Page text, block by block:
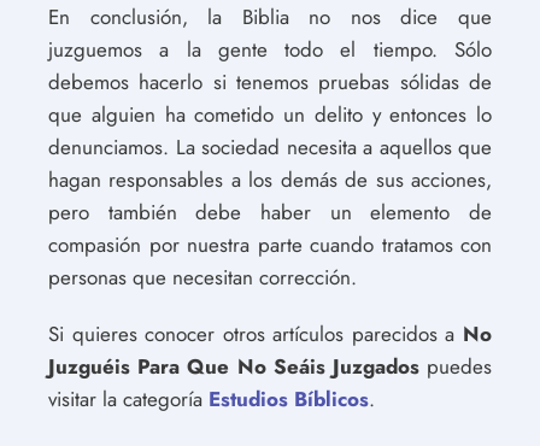
En conclusión, la Biblia no nos dice que
juzguemos a la gente todo el tiempo. Sólo
debemos hacerlo si tenemos pruebas sólidas de
que alguien ha cometido un delito y entonces lo
denunciamos. La sociedad necesita a aquellos que
hagan responsables a los demás de sus acciones,
pero también debe haber un elemento de
compasión por nuestra parte cuando tratamos con
personas que necesitan corrección.
Si quieres conocer otros artículos parecidos a No
Juzguéis Para Que No Seáis Juzgadospuedes
visitar la categoría Estudios Bíblicos.